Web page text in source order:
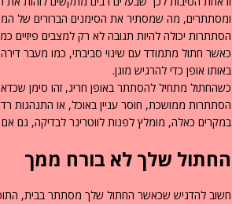
ומסתתרים, מה שמסתיר את הסימנים הברורים של
הסתתרות יכולה להיות תגובה לא רק למצבים
כאשר חתול מתמודד עם שינוי סביבתי, כמו מעבר דירה,
באותו אופן כדי להרגיש מוגן.
כשהחתול מתחיל להסתתר באופן חריג, זהו סימן
הסתתרות ממושכת, חוסר עניין באוכל, או התנהגות
במקרים כאלה, מומלץ לפנות לווטרינר לבדיקה, גם אם
החתול שלך לא בורח ממך
חשוב להדגיש שכאשר החתול שלך מסתתר בבית,